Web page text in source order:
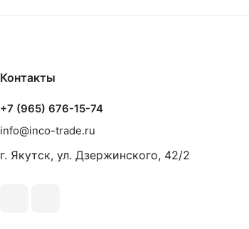
Контакты
+7 (965) 676-15-74
info@inco-trade.ru
г. Якутск, ул. Дзержинского, 42/2